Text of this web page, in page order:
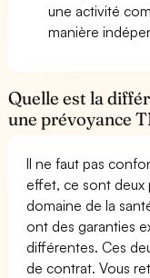
une activité
manière
Quelle est la
une prévoyance
Il ne faut pas
effet, ce sont deux
domaine de la
ont des garanties
différentes. Ces
de contrat. Vous